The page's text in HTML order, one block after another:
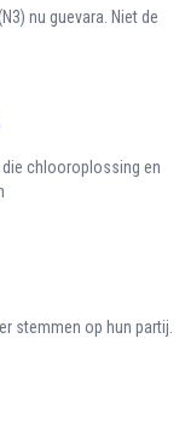
nu guevara. Niet de
chlooroplossing en
stemmen op hun partij.